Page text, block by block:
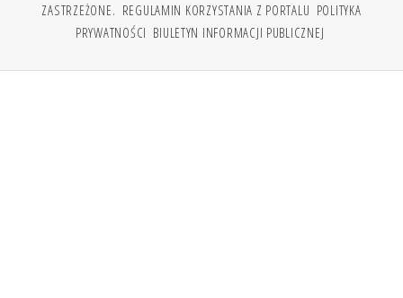
ZASTRZEŻONE. REGULAMIN KORZYSTANIA Z PORTALU POLITYKA
PRYWATNOŚCI BIULETYN INFORMACJI PUBLICZNEJ